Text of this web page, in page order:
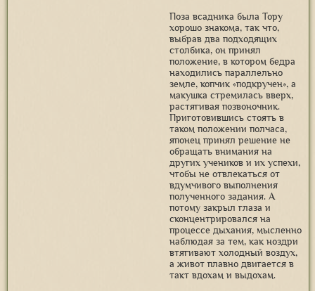
Поза всадника была Тору
хорошо знакома, так что,
выбрав два подходящих
столбика, он принял
положение, в котором бедра
находились параллельно
земле, копчик «подкручен», а
макушка стремилась вверх,
растягивая позвоночник.
Приготовившись стоять в
таком положении полчаса,
японец принял решение не
обращать внимания на
других учеников и их успехи,
чтобы не отвлекаться от
вдумчивого выполнения
полученного задания. А
потому закрыл глаза и
сконцентрировался на
процессе дыхания, мысленно
наблюдая за тем, как ноздри
втягивают холодный воздух,
а живот плавно двигается в
такт вдохам и выдохам.